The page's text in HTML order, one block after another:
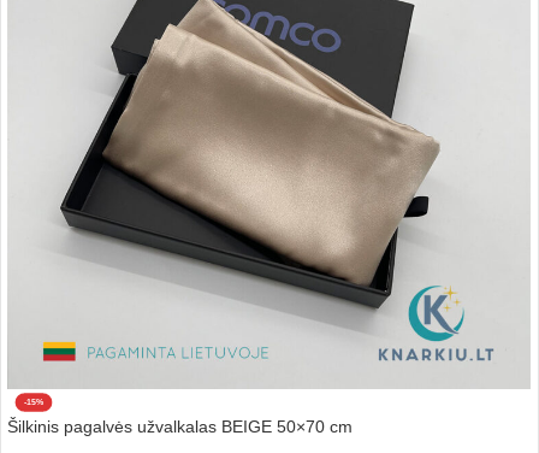
-15%
Šilkinis pagalvės užvalkalas BEIGE 50×70 cm